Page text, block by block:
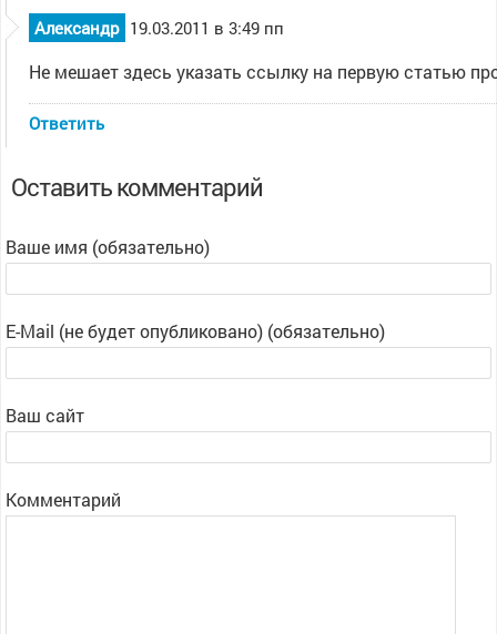
Александр 19.03.2011 в 3:49 пп
Не мешает здесь указать ссылку на первую статью
Ответить
Оставить комментарий
Ваше имя (обязательно)
E-Mail (не будет опубликовано) (обязательно)
Ваш сайт
Комментарий